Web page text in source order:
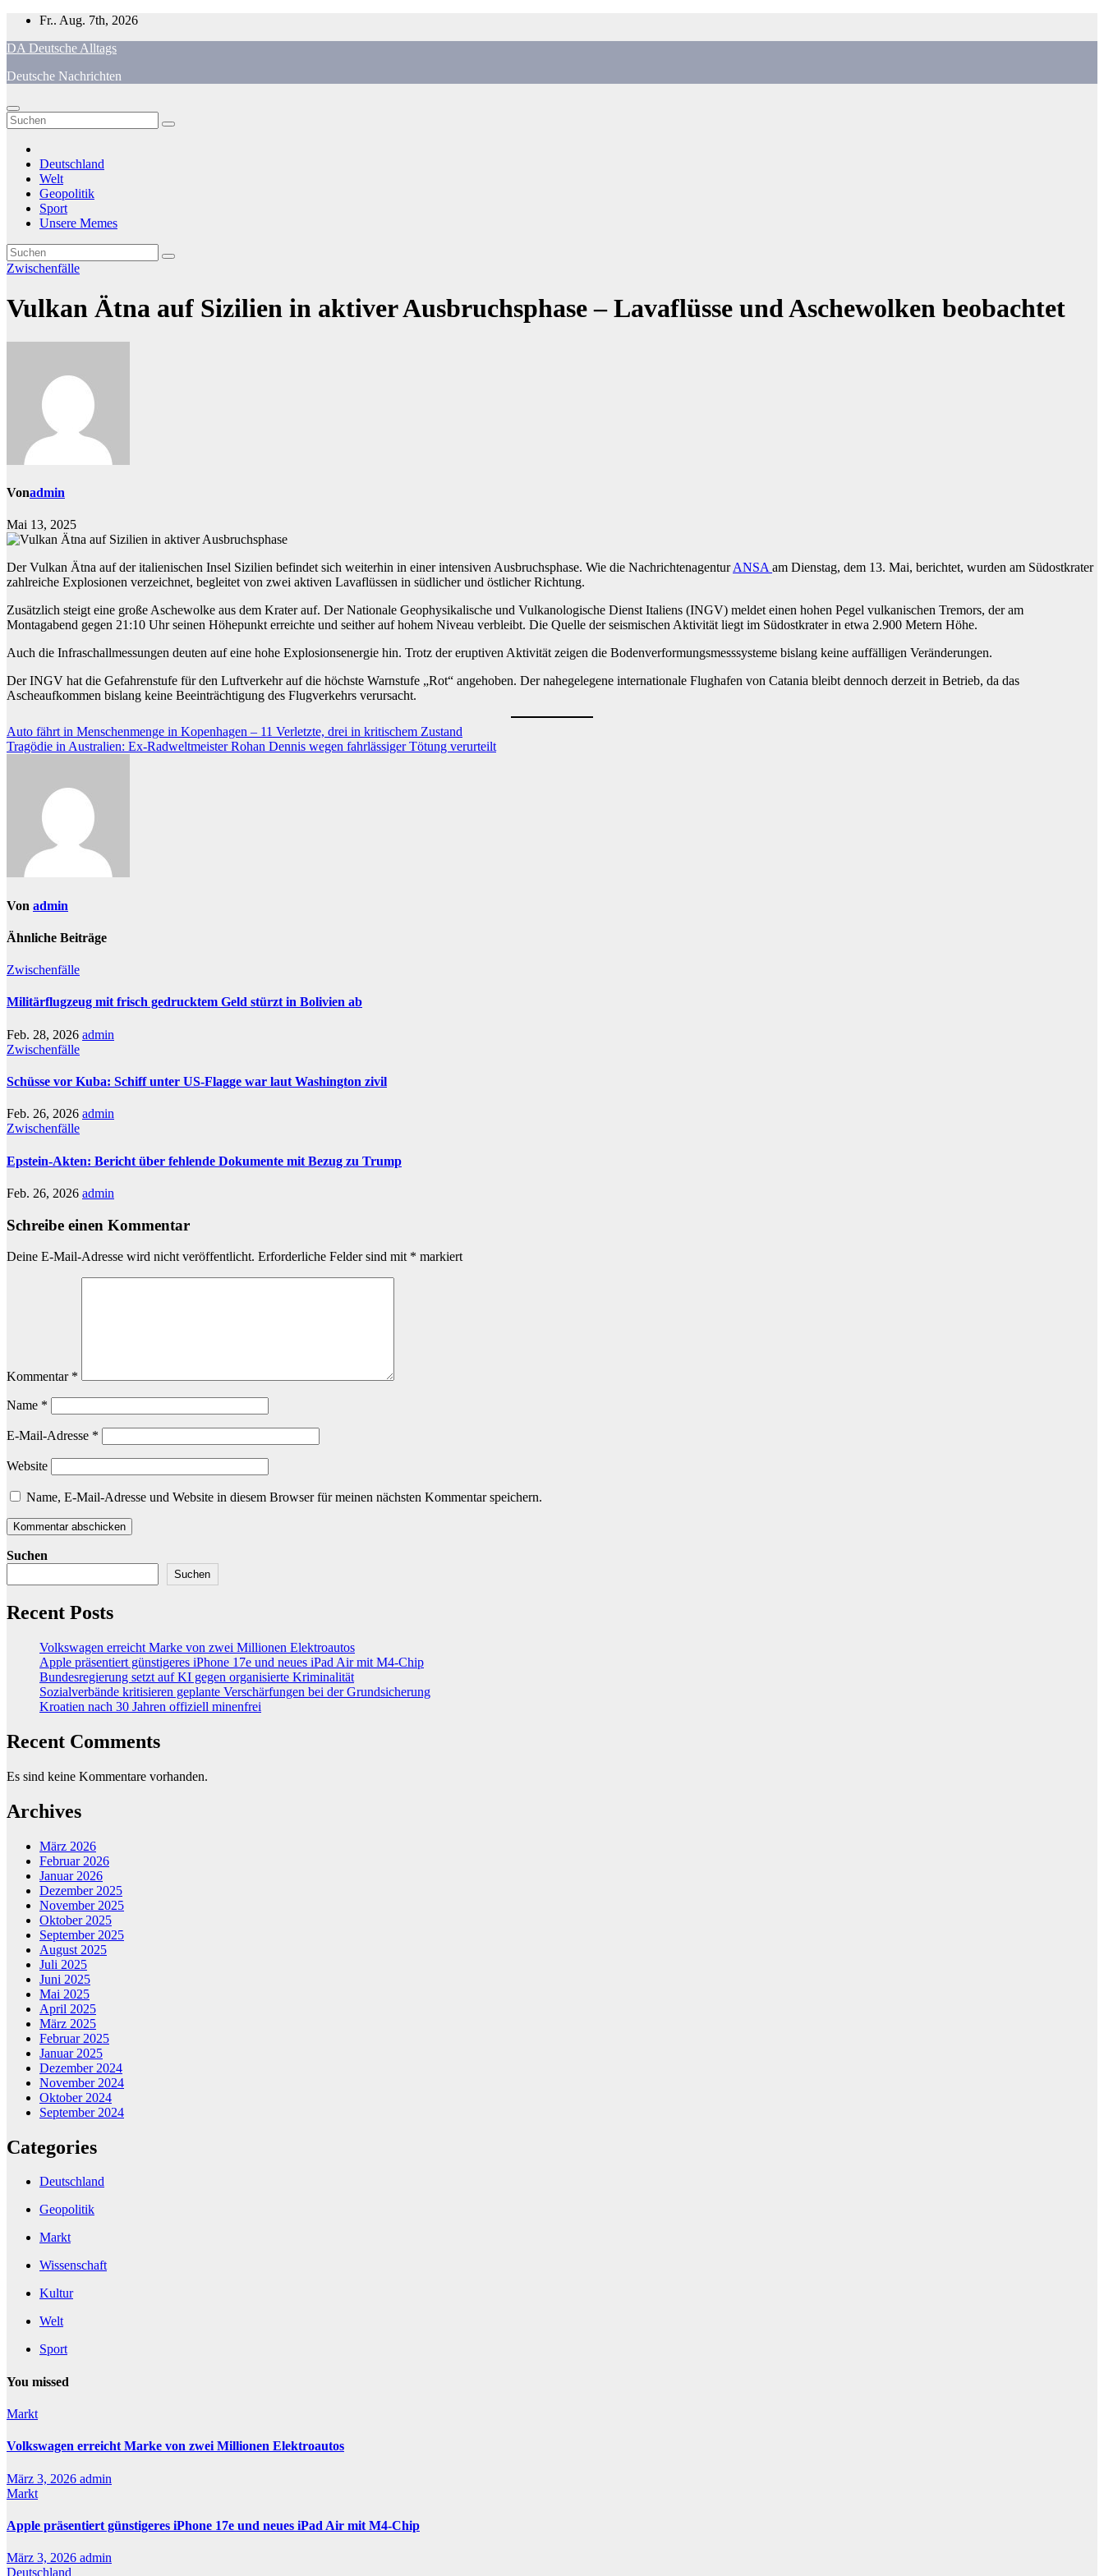
Zum
springen
Fr.. Aug. 7th, 2026
DA Deutsche Alltags
Deutsche Nachrichten
Deutschland
Welt
Geopolitik
Sport
Unsere Memes
Zwischenfälle
Vulkan Ätna auf Sizilien in aktiver Ausbruchsphase – Lavaflüsse und Aschewolken beobachtet
Vonadmin
Mai 13, 2025
Der Vulkan Ätna auf der italienischen Insel Sizilien befindet sich weiterhin in einer intensiven Ausbruchsphase. Wie die NachrichtenagenturANSAam Dienstag, dem 13. Mai, berichtet, wurden am Südostkrater
zahlreiche Explosionen verzeichnet, begleitet von zwei aktiven Lavaflüssen in südlicher und östlicher Richtung.
Zusätzlich steigt eine große Aschewolke aus dem Krater auf. Der Nationale Geophysikalische und Vulkanologische Dienst Italiens (INGV) meldet einen hohen Pegel vulkanischen Tremors, der am
Montagabend gegen 21:10 Uhr seinen Höhepunkt erreichte und seither auf hohem Niveau verbleibt. Die Quelle der seismischen Aktivität liegt im Südostkrater in etwa 2.900 Metern Höhe.
Auch die Infraschallmessungen deuten auf eine hohe Explosionsenergie hin. Trotz der eruptiven Aktivität zeigen die Bodenverformungsmesssysteme bislang keine auffälligen Veränderungen.
Der INGV hat die Gefahrenstufe für den Luftverkehr auf die höchste Warnstufe „Rot“ angehoben. Der nahegelegene internationale Flughafen von Catania bleibt dennoch derzeit in Betrieb, da das
Ascheaufkommen bislang keine Beeinträchtigung des Flugverkehrs verursacht.
Beitragsnavigation
Auto fährt in Menschenmenge in Kopenhagen – 11 Verletzte, drei in kritischem Zustand
Tragödie in Australien: Ex-Radweltmeister Rohan Dennis wegen fahrlässiger Tötung verurteilt
Von admin
Ähnliche Beiträge
Zwischenfälle
Militärflugzeug mit frisch gedrucktem Geld stürzt in Bolivien ab
Feb. 28, 2026 admin
Zwischenfälle
Schüsse vor Kuba: Schiff unter US-Flagge war laut Washington zivil
Feb. 26, 2026 admin
Zwischenfälle
Epstein-Akten: Bericht über fehlende Dokumente mit Bezug zu Trump
Feb. 26, 2026 admin
Schreibe einen Kommentar
Deine E-Mail-Adresse wird nicht veröffentlicht. Erforderliche Felder sind mit * markiert
Kommentar *
Name *
E-Mail-Adresse *
Website
Name, E-Mail-Adresse und Website in diesem Browser für meinen nächsten Kommentar speichern.
Suchen
Suchen
Recent Posts
Volkswagen erreicht Marke von zwei Millionen Elektroautos
Apple präsentiert günstigeres iPhone 17e und neues iPad Air mit M4-Chip
Bundesregierung setzt auf KI gegen organisierte Kriminalität
Sozialverbände kritisieren geplante Verschärfungen bei der Grundsicherung
Kroatien nach 30 Jahren offiziell minenfrei
Recent Comments
Es sind keine Kommentare vorhanden.
Archives
März 2026
Februar 2026
Januar 2026
Dezember 2025
November 2025
Oktober 2025
September 2025
August 2025
Juli 2025
Juni 2025
Mai 2025
April 2025
März 2025
Februar 2025
Januar 2025
Dezember 2024
November 2024
Oktober 2024
September 2024
Categories
Deutschland
Geopolitik
Markt
Wissenschaft
Kultur
Welt
Sport
You missed
Markt
Volkswagen erreicht Marke von zwei Millionen Elektroautos
März 3, 2026 admin
Markt
Apple präsentiert günstigeres iPhone 17e und neues iPad Air mit M4-Chip
März 3, 2026 admin
Deutschland